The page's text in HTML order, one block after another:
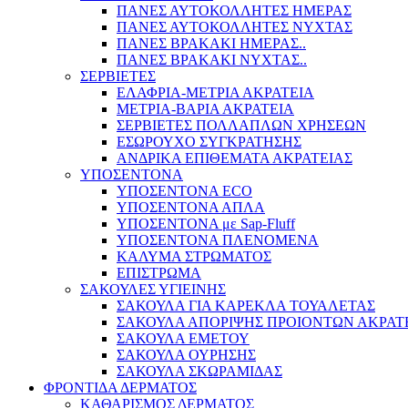
ΠΑΝΕΣ ΑΥΤΟΚΟΛΛΗΤΕΣ ΗΜΕΡΑΣ
ΠΑΝΕΣ ΑΥΤΟΚΟΛΛΗΤΕΣ ΝΥΧΤΑΣ
ΠΑΝΕΣ ΒΡΑΚΑΚΙ ΗΜΕΡΑΣ..
ΠΑΝΕΣ ΒΡΑΚΑΚΙ ΝΥΧΤΑΣ..
ΣΕΡΒΙΕΤΕΣ
ΕΛΑΦΡΙΑ-ΜΕΤΡΙΑ ΑΚΡΑΤΕΙΑ
ΜΕΤΡΙΑ-ΒΑΡΙΑ ΑΚΡΑΤΕΙΑ
ΣΕΡΒΙΕΤΕΣ ΠΟΛΛΑΠΛΩΝ ΧΡΗΣΕΩΝ
ΕΣΩΡΟΥΧΟ ΣΥΓΚΡΑΤΗΣΗΣ
ΑΝΔΡΙΚΑ ΕΠΙΘΕΜΑΤΑ ΑΚΡΑΤΕΙΑΣ
ΥΠΟΣΕΝΤΟΝΑ
ΥΠΟΣΕΝΤΟΝΑ ECO
ΥΠΟΣΕΝΤΟΝΑ ΑΠΛΑ
ΥΠΟΣΕΝΤΟΝΑ με Sap-Fluff
ΥΠΟΣΕΝΤΟΝΑ ΠΛΕΝΟΜΕΝΑ
ΚΑΛΥΜΑ ΣΤΡΩΜΑΤΟΣ
ΕΠΙΣΤΡΩΜΑ
ΣΑΚΟΥΛΕΣ ΥΓΙΕΙΝΗΣ
ΣΑΚΟΥΛΑ ΓΙΑ ΚΑΡΕΚΛΑ ΤΟΥΑΛΕΤΑΣ
ΣΑΚΟΥΛΑ ΑΠΟΡΙΨΗΣ ΠΡΟΙΟΝΤΩΝ
ΣΑΚΟΥΛΑ ΕΜΕΤΟΥ
ΣΑΚΟΥΛΑ ΟΥΡΗΣΗΣ
ΣΑΚΟΥΛΑ ΣΚΩΡΑΜΙΔΑΣ
ΦΡΟΝΤΙΔΑ ΔΕΡΜΑΤΟΣ
ΚΑΘΑΡΙΣΜΟΣ ΔΕΡΜΑΤΟΣ